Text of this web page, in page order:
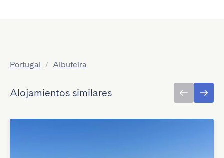
Portugal / Albufeira
Alojamientos similares